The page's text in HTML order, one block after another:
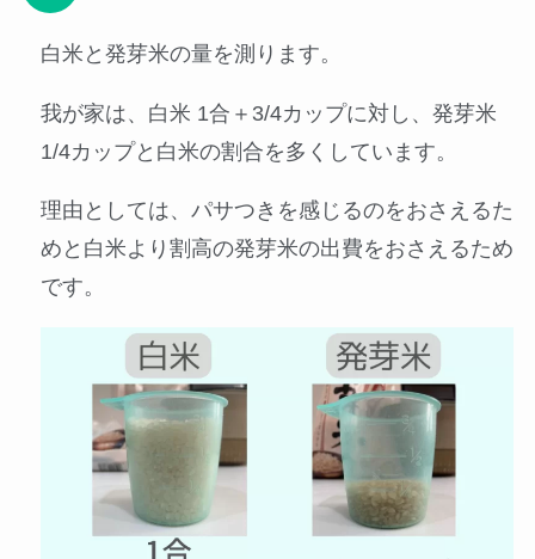
白米と発芽米の量を測ります。
我が家は、白米 1合＋3/4カップに対し、発芽米
1/4カップと白米の割合を多くしています。
理由としては、パサつきを感じるのをおさえるた
めと白米より割高の発芽米の出費をおさえるため
です。